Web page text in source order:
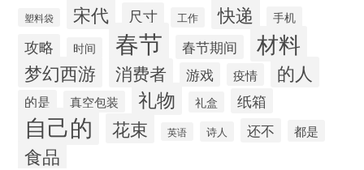
塑料袋 宋代 尺寸 工作 快递 手机
攻略 时间 春节 春节期间 材料
梦幻西游 消费者 游戏 疫情 的人
的是 真空包装 礼物 礼盒 纸箱
自己的 花束 英语 诗人 还不 都是
食品